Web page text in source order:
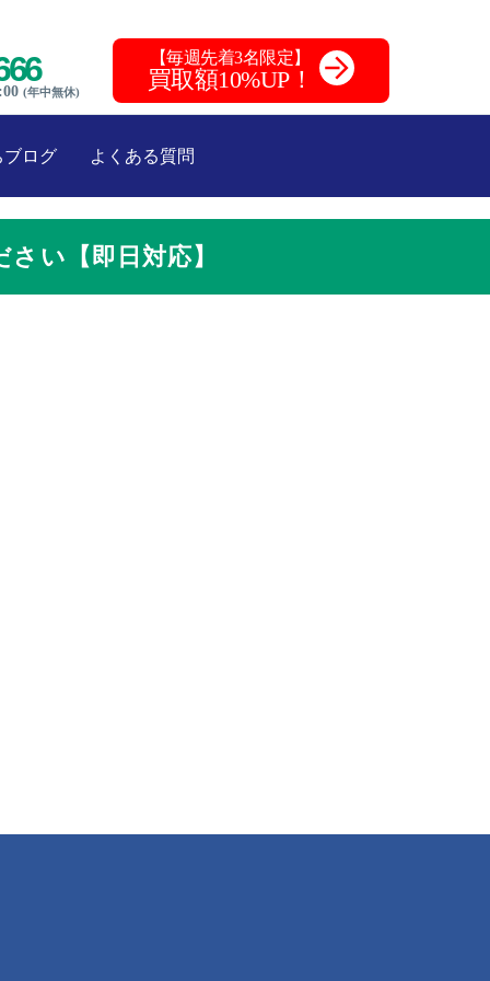
(年中無休)
【毎週先着3名限定】
買取額10%UP！
ブログ よくある質問
い【即日対応】